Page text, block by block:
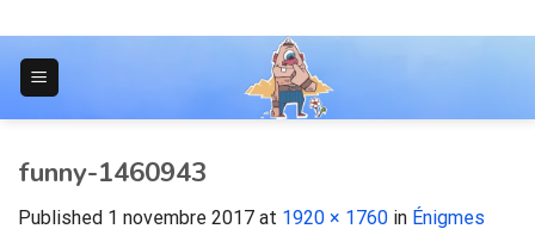
to
content
funny-1460943
Published 1 novembre 2017 at 1920 × 1760 in Énigmes